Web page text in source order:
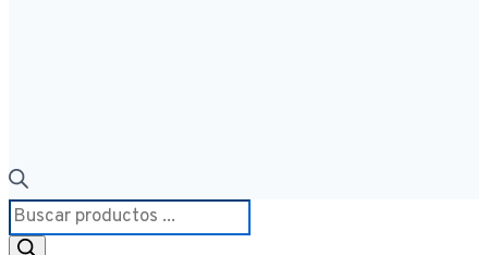
Búsqueda
de